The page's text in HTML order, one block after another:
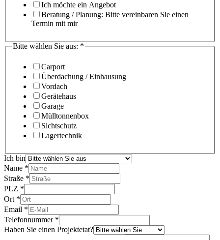
Ich möchte ein Angebot
Beratung / Planung: Bitte vereinbaren Sie einen
Termin mit mir
Bitte wählen Sie aus: *
Carport
Überdachung / Einhausung
Vordach
Gerätehaus
Garage
Mülltonnenbox
Sichtschutz
Lagertechnik
Ich bin
Name *
Straße *
PLZ *
Ort *
Email *
Telefonnummer *
Haben Sie einen Projektetat?